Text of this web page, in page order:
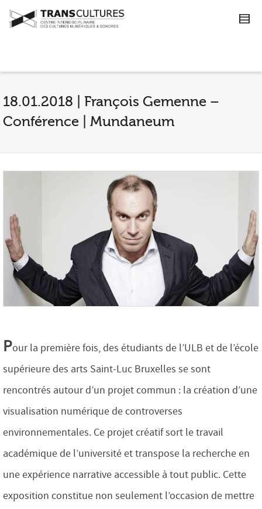
18.01.2018 | François Gemenne –
Conférence | Mundaneum
Pour la première fois, des étudiants de l’ULB et de l’école
supérieure des arts Saint-Luc Bruxelles se sont
rencontrés autour d’un projet commun : la création d’une
visualisation numérique de controverses
environnementales. Ce projet créatif sort le travail
académique de l’université et transpose la recherche en
une expérience narrative accessible à tout public. Cette
exposition constitue non seulement l’occasion de mettre